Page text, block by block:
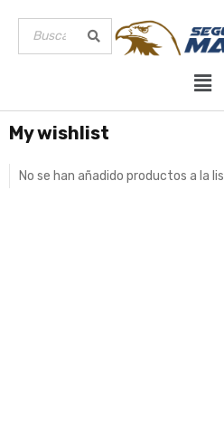
My wishlist
No se han añadido productos a la